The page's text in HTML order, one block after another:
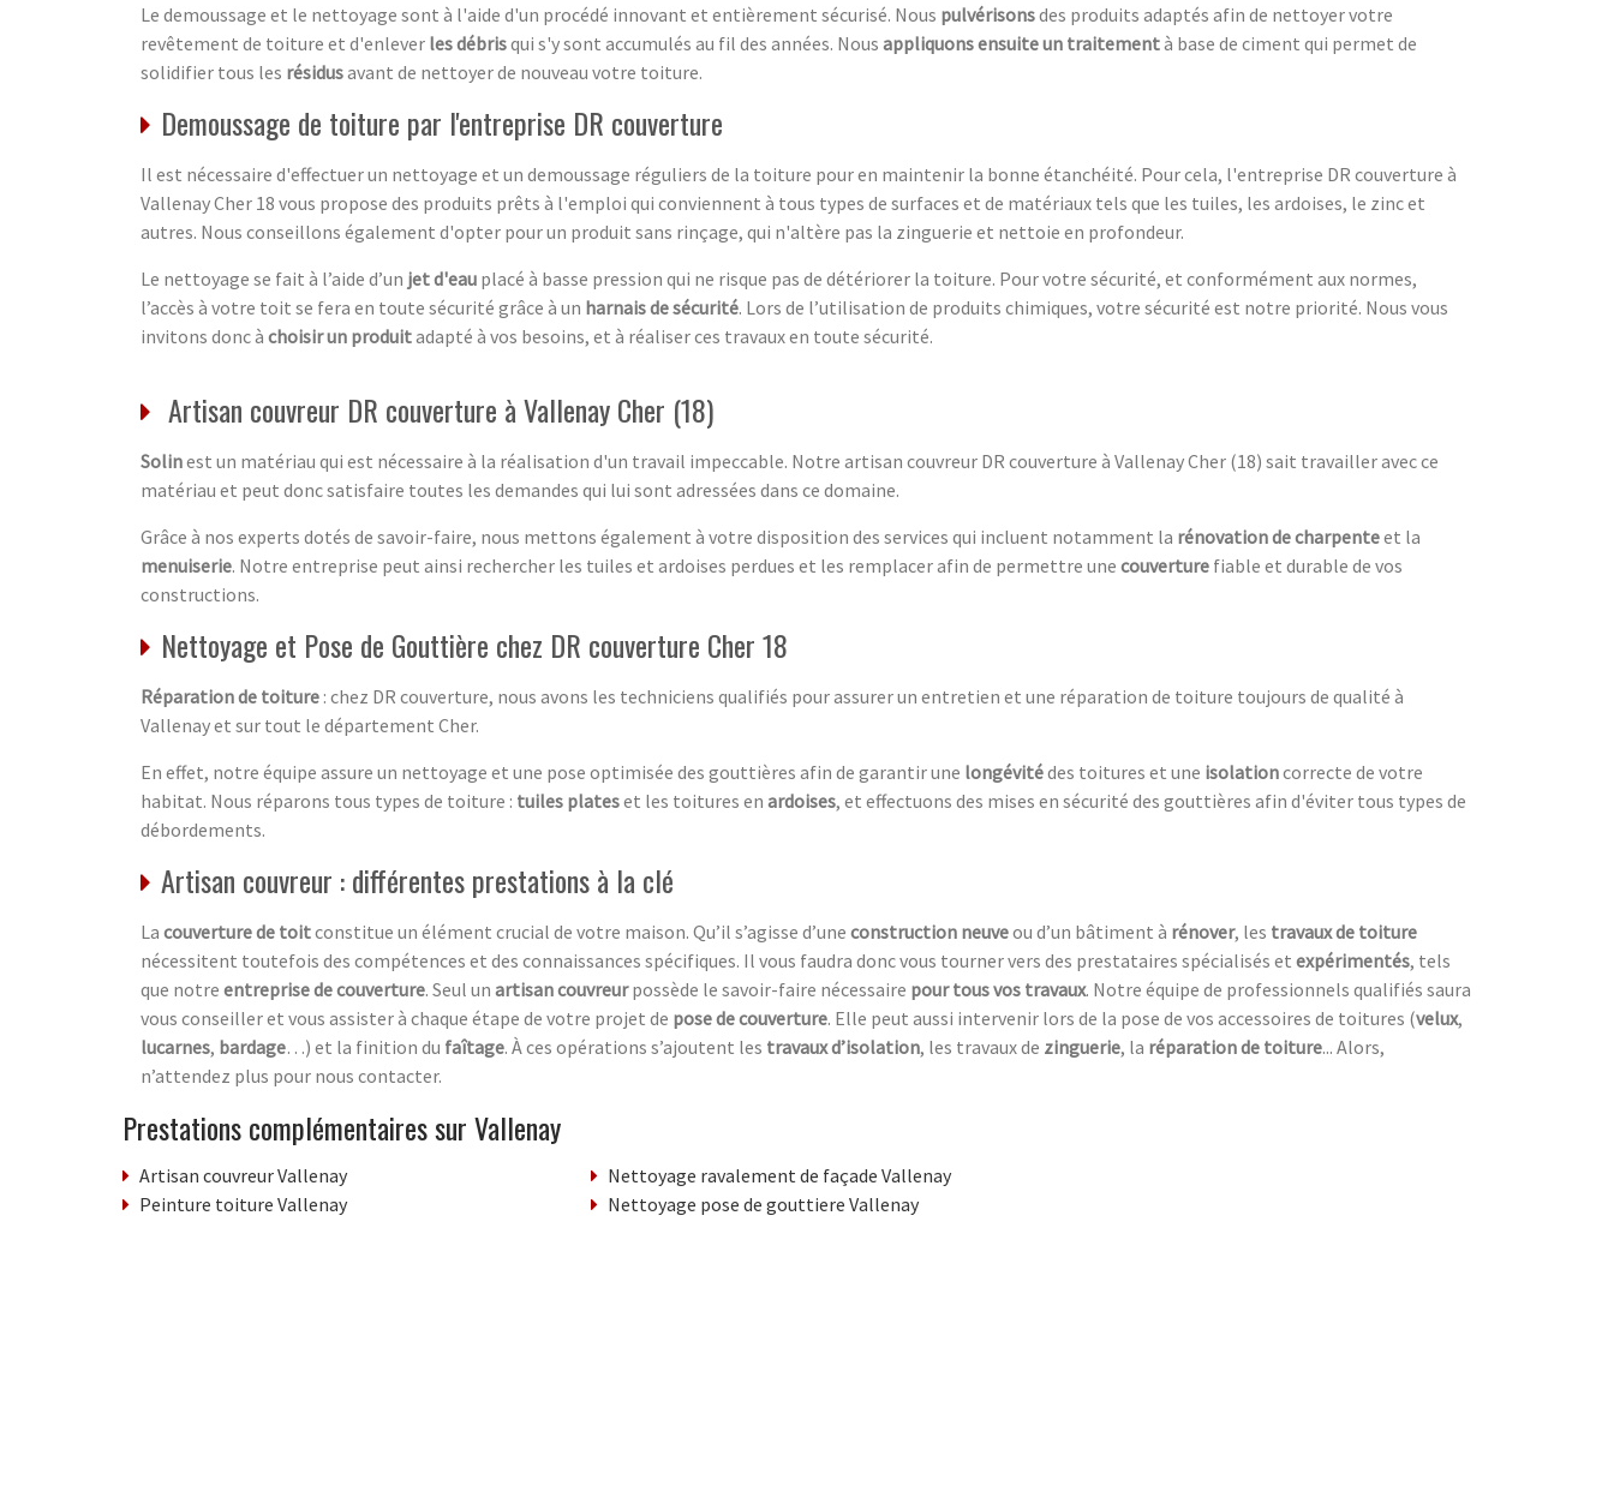
Le demoussage et le nettoyage sont à l'aide d'un procédé innovant et entièrement sécurisé. Nous pulvérisonsdes produits adaptés afin de nettoyer votre
revêtement de toiture et d'enlever les débrisqui s'y sont accumulés au fil des années. Nous appliquons ensuite un traitementà base de ciment qui permet de
solidifier tous les résidusavant de nettoyer de nouveau votre toiture.
Demoussage de toiture par l'entreprise DR couverture
Il est nécessaire d'effectuer un nettoyage et un demoussage réguliers de la toiture pour en maintenir la bonne étanchéité. Pour cela, l'entreprise DR couverture à
Vallenay Cher 18 vous propose des produits prêts à l'emploi qui conviennent à tous types de surfaces et de matériaux tels que les tuiles, les ardoises, le zinc et
autres. Nous conseillons également d'opter pour un produit sans rinçage, qui n'altère pas la zinguerie et nettoie en profondeur.
Le nettoyage se fait à l’aide d’un jet d'eau placé à basse pression qui ne risque pas de détériorer la toiture. Pour votre sécurité, et conformément aux normes,
l’accès à votre toit se fera en toute sécurité grâce à un harnais de sécurité. Lors de l’utilisation de produits chimiques, votre sécurité est notre priorité. Nous vous
invitons donc à choisir un produitadapté à vos besoins, et à réaliser ces travaux en toute sécurité.
Artisan couvreur DR couverture à Vallenay Cher (18)
Solinest un matériau qui est nécessaire à la réalisation d'un travail impeccable. Notre artisan couvreur DR couverture à Vallenay Cher (18) sait travailler avec ce
matériau et peut donc satisfaire toutes les demandes qui lui sont adressées dans ce domaine.
Grâce à nos experts dotés de savoir-faire, nous mettons également à votre disposition des services qui incluent notamment la rénovation de charpenteet la
menuiserie. Notre entreprise peut ainsi rechercher les tuiles et ardoises perdues et les remplacer afin de permettre une couverture fiable et durable de vos
constructions.
Nettoyage et Pose de Gouttière chez DR couverture Cher 18
Réparation de toiture : chez DR couverture, nous avons les techniciens qualifiés pour assurer un entretien et une réparation de toiture toujours de qualité à
Vallenay et sur tout le département Cher.
En effet, notre équipe assure un nettoyage et une pose optimisée des gouttières afin de garantir une longévitédes toitures et une isolationcorrecte de votre
habitat. Nous réparons tous types de toiture : tuiles plateset les toitures en ardoises, et effectuons des mises en sécurité des gouttières afin d'éviter tous types de
débordements.
Artisan couvreur : différentes prestations à la clé
La couverture de toitconstitue un élément crucial de votre maison. Qu’il s’agisse d’une construction neuveou d’un bâtiment à rénover, les travaux de toiture
nécessitent toutefois des compétences et des connaissances spécifiques. Il vous faudra donc vous tourner vers des prestataires spécialisés et expérimentés, tels
que notre entreprise de couverture. Seul un artisan couvreurpossède le savoir-faire nécessaire pour tous vos travaux. Notre équipe de professionnels qualifiés saura
vous conseiller et vous assister à chaque étape de votre projet de pose de couverture. Elle peut aussi intervenir lors de la pose de vos accessoires de toitures (velux,
lucarnes, bardage…) et la finition du faîtage. À ces opérations s’ajoutent les travaux d’isolation, les travaux de zinguerie, la réparation de toiture... Alors,
n’attendez plus pour nous contacter.
Prestations complémentaires sur Vallenay
Artisan couvreur Vallenay
Peinture toiture Vallenay
Nettoyage ravalement de façade Vallenay
Nettoyage pose de gouttiere Vallenay